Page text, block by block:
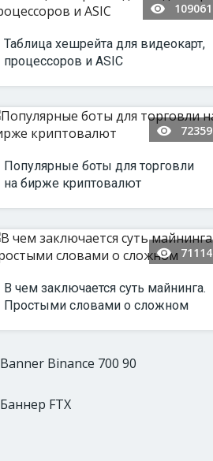
109061
Таблица хешрейта для видеокарт,
процессоров и ASIC
72359
Популярные боты для торговли
на бирже криптовалют
71114
В чем заключается суть майнинга.
Простыми словами о сложном